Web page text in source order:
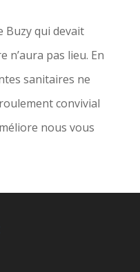
Buzy qui devait
n’aura pas lieu. En
sanitaires ne
convivial
nous vous